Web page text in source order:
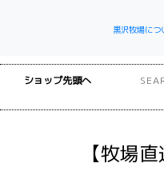
黒沢牧場につ
ショップ先頭へ
【牧場